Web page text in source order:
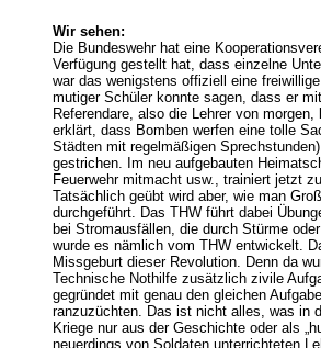
Wir sehen:
Die Bundeswehr hat eine
Verfügung gestellt hat, dass einzelne
war das wenigstens offiziell eine
mutiger Schüler konnte sagen, dass er
Referendare, also die Lehrer von
erklärt, dass Bomben werfen eine tolle
Städten mit regelmäßigen
gestrichen. Im neu aufgebauten
Feuerwehr mitmacht usw., trainiert jetzt
Tatsächlich geübt wird aber, wie man
durchgeführt. Das THW führt dabei
bei Stromausfällen, die durch Stürme
wurde es nämlich vom THW entwickelt.
Missgeburt dieser Revolution. Denn da
Technische Nothilfe zusätzlich zivile
gegründet mit genau den gleichen
ranzuzüchten. Das ist nicht alles, was in
Kriege nur aus der Geschichte oder als
neuerdings von Soldaten unterrichteten